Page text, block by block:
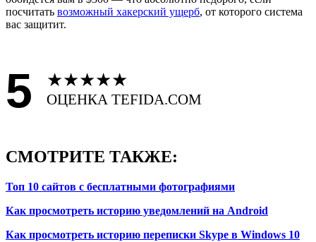
посчитать возможный хакерский ущерб, от которого система
вас защитит.
5 ★★★★★
ОЦЕНКА TEFIDA.COM
СМОТРИТЕ ТАКЖЕ:
Топ 10 сайтов с бесплатными фотографиями
Как просмотреть историю уведомлений на Android
Как просмотреть историю переписки Skype в Windows 10